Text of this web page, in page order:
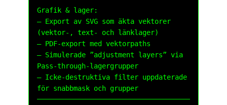
Grafik & lager:
– Export av SVG som äkta vektorer
(vektor-, text- och länklager)
– PDF-export med vektorpaths
– Simulerade ”adjustment layers” via
Pass-through-lagergrupper
– Icke-destruktiva filter uppdaterade
för snabbmask och grupper